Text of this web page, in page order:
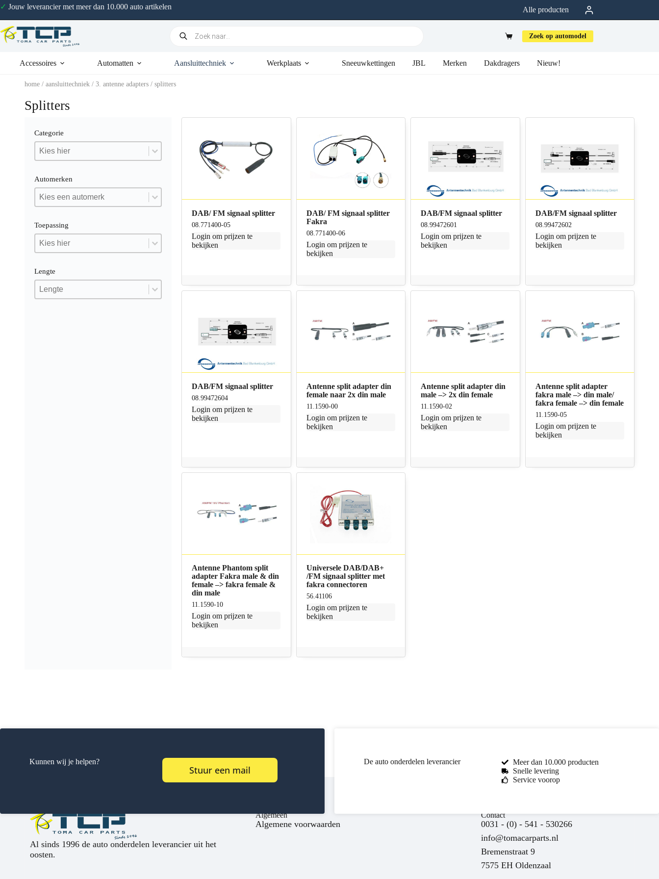
✓ Jouw leverancier met meer dan 10.000 auto artikelen Alle producten
Zoek op automodel
Accessoires Automatten Aansluittechniek Werkplaats Sneeuwkettingen JBL Merken Dakdragers Nieuw!
home / aansluittechniek / 3. antenne adapters / splitters
Splitters
Categorie
Categorie
Categorie
Categorie
Automerken
Automerken
Automerken
Automerken
Toepassing
Toepassing
Toepassing
Toepassing
Lengte
Lengte
Lengte
Lengte
DAB/ FM signaal splitter
08.771400-05
Login om prijzen te
bekijken
DAB/ FM signaal splitter
Fakra
08.771400-06
Login om prijzen te
bekijken
DAB/FM signaal splitter
08.99472601
Login om prijzen te
bekijken
DAB/FM signaal splitter
08.99472602
Login om prijzen te
bekijken
DAB/FM signaal splitter
08.99472604
Login om prijzen te
bekijken
Antenne split adapter din
female naar 2x din male
11.1590-00
Login om prijzen te
bekijken
Antenne split adapter din
male –> 2x din female
11.1590-02
Login om prijzen te
bekijken
Antenne split adapter
fakra male –> din male/
fakra female –> din female
11.1590-05
Login om prijzen te
bekijken
Antenne Phantom split
adapter Fakra male & din
female –> fakra female &
din male
11.1590-10
Login om prijzen te
bekijken
Universele DAB/DAB+
/FM signaal splitter met
fakra connectoren
56.41106
Login om prijzen te
bekijken
Kunnen wij je helpen?
Stuur een mail
De auto onderdelen leverancier
Meer dan 10.000 producten
Snelle levering
Service voorop
Al sinds 1996 de auto onderdelen leverancier uit het
oosten.
Algemeen
Algemene voorwaarden
Contact
0031 - (0) - 541 - 530266
info@tomacarparts.nl
Bremenstraat 9
7575 EH Oldenzaal
Reageert meestal binnen enkele uren